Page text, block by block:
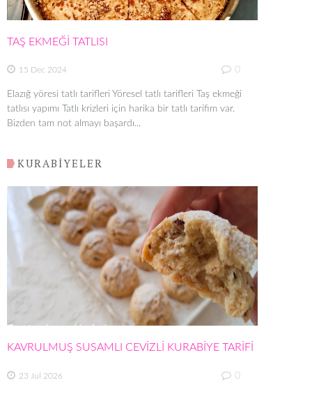
TAŞ EKMEĞİ TATLISI
15 Dec 2024 0
Elazığ yöresi tatlı tarifleri Yöresel tatlı tarifleri Taş ekmeği
tatlısı yapımı Tatlı krizleri için harika bir tatlı tarifim var.
Bizden tam not almayı başardı...
KURABİYELER
KAVRULMUŞ SUSAMLI CEVİZLİ KURABİYE TARİFİ
23 Jul 2026 0